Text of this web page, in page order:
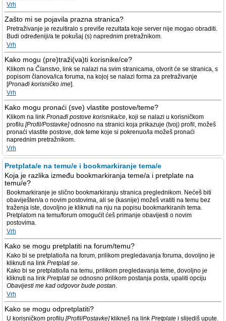
Vrh
Zašto mi se pojavila prazna stranica?
Pretraživanje je rezultiralo s previše rezultata koje server nije mogao obraditi.
Budi određeniji/a te pokušaj (s) naprednim pretražnikom.
Vrh
Kako mogu (pre)traži(va)ti korisnike/ce?
Klikom na Članstvo, link se nalazi na svim stranicama, otvorit će se stranica, s
popisom članova/ica foruma, na kojoj se nalazi forma za pretraživanje
[Pronađi korisničko ime].
Vrh
Kako mogu pronaći (sve) vlastite postove/teme?
Klikom na link Pronađi postove korisnika/ce, koji se nalazi u korisničkom
profilu [Profil/Postavke]odnosno na stranici koja prikazuje (tvoj) profil, možeš
pronaći vlastite postove, dok teme koje si pokrenuo/la možeš pronaći
naprednim pretražnikom.
Vrh
Pretplata/e na temu/e i bookmarkiranje tema/e
Koja je razlika između bookmarkiranja teme/a i pretplate na
temu/e?
Bookmarkiranje je slično bookmarkiranju stranica preglednikom. Nećeš biti
obaviješten/a o novim postovima, ali se (kasnije) možeš vratiti na temu bez
traženja iste, dovoljno je kliknuti na nju na popisu bookmarkiranih tema.
Pretplatom na temu/forum omogućit ćeš primanje obavijesti o novim
postovima.
Vrh
Kako se mogu pretplatiti na forum/temu?
Kako bi se pretplatio/la na forum, prilikom pregledavanja foruma, dovoljno je
kliknuti na link Pretplati se.
Kako bi se pretplatio/la na temu, prilikom pregledavanja teme, dovoljno je
kliknuti na link Pretplati se odnosno prilikom postanja posta, upaliti opciju
Obavijesti me kad odgovor bude postan.
Vrh
Kako se mogu odpretplatiti?
U korisničkom profilu [Profil/Postavke]klikneš na link Pretplate i slijediš upute.